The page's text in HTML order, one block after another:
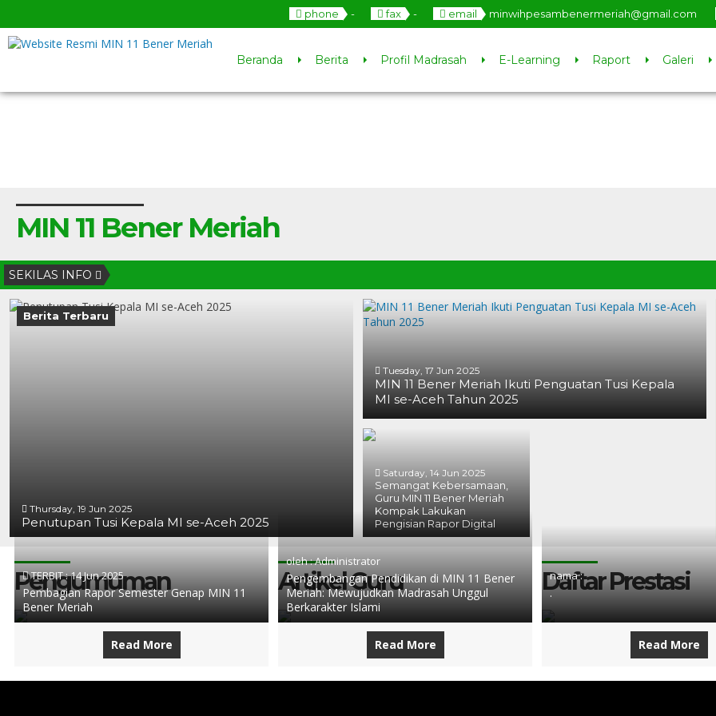
phone - fax - email minwihpesambenermeriah@gmail.com
Beranda Berita Profil Madrasah E-Learning Raport Galeri
MIN 11 Bener Meriah
SEKILAS INFO
Berita Terbaru
Thursday, 19 Jun 2025
Penutupan Tusi Kepala MI se-Aceh 2025
Tuesday, 17 Jun 2025
MIN 11 Bener Meriah Ikuti Penguatan Tusi Kepala
MI se-Aceh Tahun 2025
Saturday, 14 Jun 2025
Semangat Kebersamaan,
Guru MIN 11 Bener Meriah
Kompak Lakukan
Pengisian Rapor Digital
Pengumuman
TERBIT :14 Jun 2025
Pembagian Rapor Semester Genap MIN 11
Bener Meriah
Read More
Artikel Guru
oleh : Administrator
Pengembangan Pendidikan di MIN 11 Bener
Meriah: Mewujudkan Madrasah Unggul
Berkarakter Islami
Read More
Daftar Prestasi
nama :
.
Read More